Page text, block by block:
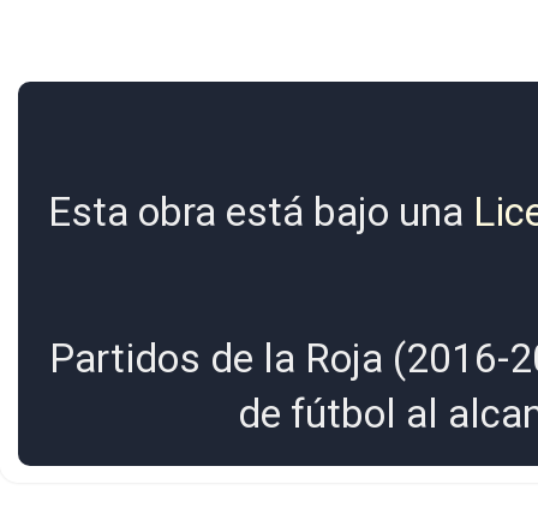
Esta obra está bajo una
Partidos de la Roja (2016-
de fútbol al